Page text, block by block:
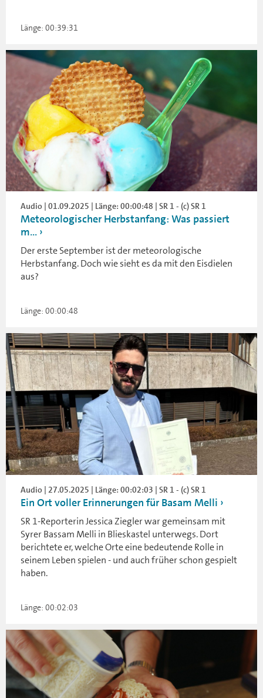
Länge: 00:39:31
Audio | 01.09.2025 | Länge: 00:00:48 | SR 1 - (c) SR 1
Meteorologischer Herbstanfang: Was passiert
m...
Der erste September ist der meteorologische
Herbstanfang. Doch wie sieht es da mit den Eisdielen
aus?
Länge: 00:00:48
Audio | 27.05.2025 | Länge: 00:02:03 | SR 1 - (c) SR 1
Ein Ort voller Erinnerungen für Basam Melli
SR 1-Reporterin Jessica Ziegler war gemeinsam mit
Syrer Bassam Melli in Blieskastel unterwegs. Dort
berichtete er, welche Orte eine bedeutende Rolle in
seinem Leben spielen - und auch früher schon gespielt
haben.
Länge: 00:02:03